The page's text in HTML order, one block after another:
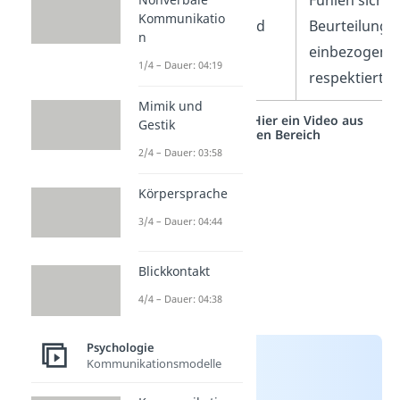
Beurteilung anhand
Grundlage.
Beurteilung
einbezogen
respektiert.
Studyflix vernetzt: Hier ein Video aus
einem anderen Bereich
Kommunikatio
n
1/4 – Dauer: 04:19
Mimik und
Gestik
2/4 – Dauer: 03:58
Körpersprache
3/4 – Dauer: 04:44
Blickkontakt
4/4 – Dauer: 04:38
Psychologie
Kommunikationsmodelle